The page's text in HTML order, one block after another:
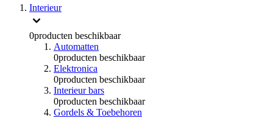
Interieur
0producten beschikbaar
Automatten
0producten beschikbaar
Elektronica
0producten beschikbaar
Interieur bars
0producten beschikbaar
Gordels & Toebehoren